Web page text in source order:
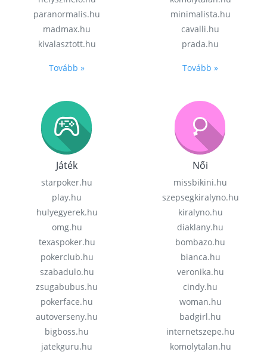
paranormalis.hu
madmax.hu
kivalasztott.hu
Tovább »
minimalista.hu
cavalli.hu
prada.hu
Tovább »
Játék
starpoker.hu
play.hu
hulyegyerek.hu
omg.hu
texaspoker.hu
pokerclub.hu
szabadulo.hu
zsugabubus.hu
pokerface.hu
autoverseny.hu
bigboss.hu
jatekguru.hu
Női
missbikini.hu
szepsegkiralyno.hu
kiralyno.hu
diaklany.hu
bombazo.hu
bianca.hu
veronika.hu
cindy.hu
woman.hu
badgirl.hu
internetszepe.hu
komolytalan.hu